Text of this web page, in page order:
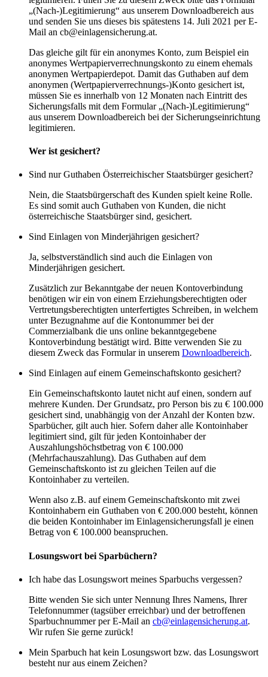
„(Nach-)Legitimierung“ aus unserem Downloadbereich aus
und senden Sie uns dieses bis spätestens 14. Juli 2021 per E-
Mail an cb@einlagensicherung.at.
Das gleiche gilt für ein anonymes Konto, zum Beispiel ein
anonymes Wertpapierverrechnungskonto zu einem ehemals
anonymen Wertpapierdepot. Damit das Guthaben auf dem
anonymen (Wertpapierverrechnungs-)Konto gesichert ist,
müssen Sie es innerhalb von 12 Monaten nach Eintritt des
Sicherungsfalls mit dem Formular „(Nach-)Legitimierung“
aus unserem Downloadbereich bei der Sicherungseinrichtung
legitimieren.
Wer ist gesichert?
Sind nur Guthaben Österreichischer Staatsbürger gesichert?
Nein, die Staatsbürgerschaft des Kunden spielt keine Rolle.
Es sind somit auch Guthaben von Kunden, die nicht
österreichische Staatsbürger sind, gesichert.
Sind Einlagen von Minderjährigen gesichert?
Ja, selbstverständlich sind auch die Einlagen von
Minderjährigen gesichert.
Zusätzlich zur Bekanntgabe der neuen Kontoverbindung
benötigen wir ein von einem Erziehungsberechtigten oder
Vertretungsberechtigten unterfertigtes Schreiben, in welchem
unter Bezugnahme auf die Kontonummer bei der
Commerzialbank die uns online bekanntgegebene
Kontoverbindung bestätigt wird. Bitte verwenden Sie zu
diesem Zweck das Formular in unserem Downloadbereich.
Sind Einlagen auf einem Gemeinschaftskonto gesichert?
Ein Gemeinschaftskonto lautet nicht auf einen, sondern auf
mehrere Kunden. Der Grundsatz, pro Person bis zu € 100.000
gesichert sind, unabhängig von der Anzahl der Konten bzw.
Sparbücher, gilt auch hier. Sofern daher alle Kontoinhaber
legitimiert sind, gilt für jeden Kontoinhaber der
Auszahlungshöchstbetrag von € 100.000
(Mehrfachauszahlung). Das Guthaben auf dem
Gemeinschaftskonto ist zu gleichen Teilen auf die
Kontoinhaber zu verteilen.
Wenn also z.B. auf einem Gemeinschaftskonto mit zwei
Kontoinhabern ein Guthaben von € 200.000 besteht, können
die beiden Kontoinhaber im Einlagensicherungsfall je einen
Betrag von € 100.000 beanspruchen.
Losungswort bei Sparbüchern?
Ich habe das Losungswort meines Sparbuchs vergessen?
Bitte wenden Sie sich unter Nennung Ihres Namens, Ihrer
Telefonnummer (tagsüber erreichbar) und der betroffenen
Sparbuchnummer per E-Mail an cb@einlagensicherung.at.
Wir rufen Sie gerne zurück!
Mein Sparbuch hat kein Losungswort bzw. das Losungswort
besteht nur aus einem Zeichen?